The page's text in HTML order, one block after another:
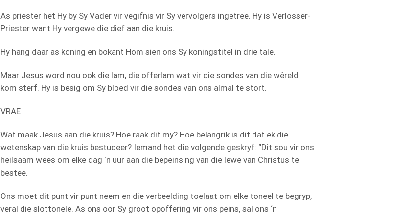
As priester het Hy by Sy Vader vir vegifnis vir Sy vervolgers ingetree. Hy is Verlosser-
Priester want Hy vergewe die dief aan die kruis.
Hy hang daar as koning en bokant Hom sien ons Sy koningstitel in drie tale.
Maar Jesus word nou ook die lam, die offerlam wat vir die sondes van die wêreld
kom sterf. Hy is besig om Sy bloed vir die sondes van ons almal te stort.
VRAE
Wat maak Jesus aan die kruis? Hoe raak dit my? Hoe belangrik is dit dat ek die
wetenskap van die kruis bestudeer? Iemand het die volgende geskryf: “Dit sou vir ons
heilsaam wees om elke dag ‘n uur aan die bepeinsing van die lewe van Christus te
bestee.
Ons moet dit punt vir punt neem en die verbeelding toelaat om elke toneel te begryp,
veral die slottonele. As ons oor Sy groot opoffering vir ons peins, sal ons ‘n